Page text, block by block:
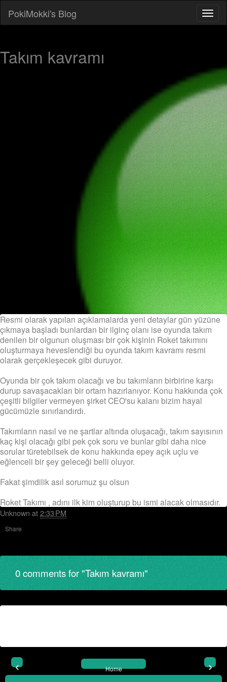
PokiMokki's Blog
Takım kavramı
Resmi olarak yapılan açıklamalarda yeni detaylar gün yüzüne
çıkmaya başladı bunlardan bir ilginç olanı ise oyunda takım
denilen bir olgunun oluşması bir çok kişinin Roket takımını
oluşturmaya heveslendiği bu oyunda takım kavramı resmi
olarak gerçekleşecek gibi duruyor.
Oyunda bir çok takım olacağı ve bu takımların birbirine karşı
durup savaşacakları bir ortam hazırlanıyor. Konu hakkında çok
çeşitli bilgiler vermeyen şirket CEO'su kalanı bizim hayal
gücümüzle sınırlandırdı.
Takımların nasıl ve ne şartlar altında oluşacağı, takım sayısının
kaç kişi olacağı gibi pek çok soru ve bunlar gibi daha nice
sorular türetebilsek de konu hakkında epey açık uçlu ve
eğlenceli bir şey geleceği belli oluyor.
Fakat şimdilik asıl sorumuz şu olsun
Roket Takımı , adını ilk kim oluşturup bu ismi alacak olmasıdır.
Unknown at2:33 PM
Share
0 comments for "Takım kavramı"
‹ ›
Home